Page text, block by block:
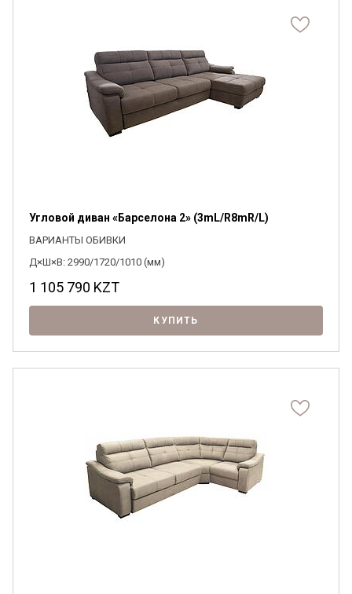
Угловой диван «Барселона 2» (3mL/R8mR/L)
ВАРИАНТЫ ОБИВКИ
Д×Ш×В: 2990/1720/1010 (мм)
1 105 790 KZT
КУПИТЬ